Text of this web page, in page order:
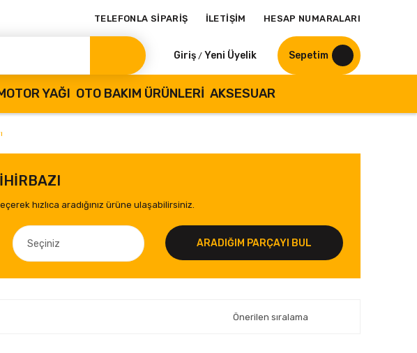
TELEFONLA SİPARİŞ İLETİŞİM HESAP NUMARALARI
Giriş / Yeni Üyelik Sepetim
YAĞI OTO BAKIM ÜRÜNLERI AKSESUAR
hızlıca aradığınız ürüne ulaşabilirsiniz.
ARADIĞIM PARÇAYI BUL